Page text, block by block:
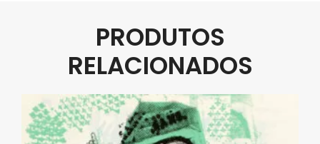
PRODUTOS
RELACIONADOS